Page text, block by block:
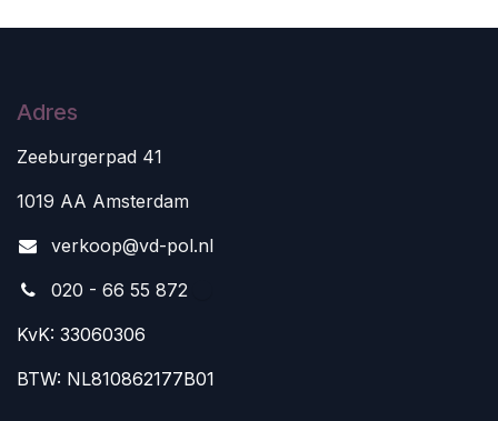
Adres
Zeeburgerpad 41
1019 AA Amsterdam
verkoop@vd-pol.nl
020 - 66 55 872
KvK: 33060306
BTW: NL810862177B01